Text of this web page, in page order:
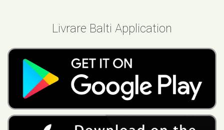
Livrare Balti Application